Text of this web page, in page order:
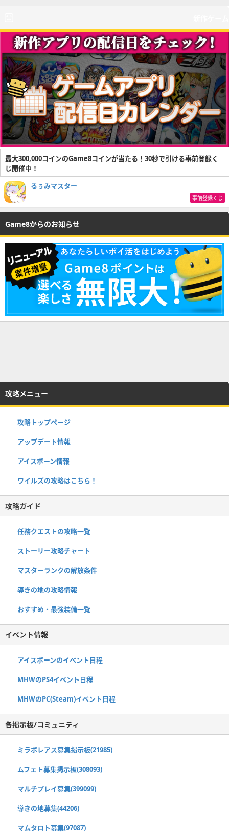
最大300,000コインのGame8コインが当たる！30秒で引ける事前登録く
じ開催中！
るぅみマスター
事前登録くじ
Game8からのお知らせ
攻略メニュー
攻略トップページ
アップデート情報
アイスボーン情報
ワイルズの攻略はこちら！
攻略ガイド
任務クエストの攻略一覧
ストーリー攻略チャート
マスターランクの解放条件
導きの地の攻略情報
おすすめ・最強装備一覧
イベント情報
アイスボーンのイベント日程
MHWのPS4イベント日程
MHWのPC(Steam)イベント日程
各掲示板/コミュニティ
ミラボレアス募集掲示板(21985)
ムフェト募集掲示板(308093)
マルチプレイ募集(399099)
導きの地募集(44206)
マムタロト募集(97087)